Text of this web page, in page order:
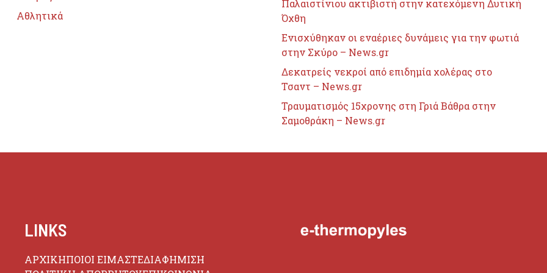
Αθλητικά
Παλαιστίνιου ακτιβιστή στην κατεχόμενη Δυτική
Όχθη
Ενισχύθηκαν οι εναέριες δυνάμεις για την φωτιά
στην Σκύρο – News.gr
Δεκατρείς νεκροί από επιδημία χολέρας στο
Τσαντ – News.gr
Τραυματισμός 15χρονης στη Γριά Βάθρα στην
Σαμοθράκη – News.gr
LINKS
ΑΡΧΙΚΗΠΟΙΟΙ ΕΙΜΑΣΤΕΔΙΑΦΗΜΙΣΗ